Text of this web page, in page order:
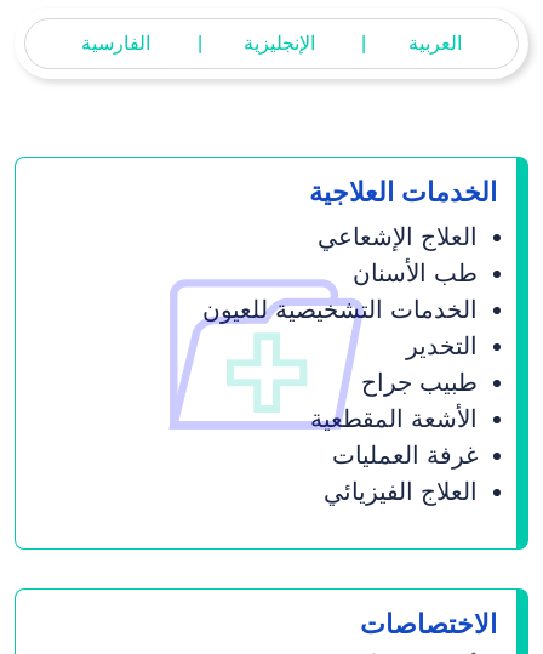
العربية الإنجليزية الفارسية
الخدمات العلاجیة
العلاج الإشعاعي
طب الأسنان
الخدمات التشخیصیة للعیون
التخدیر
طبیب جراح
الأشعة المقطعية
غرفة العملیات
العلاج الفیزیائي
الاختصاصات